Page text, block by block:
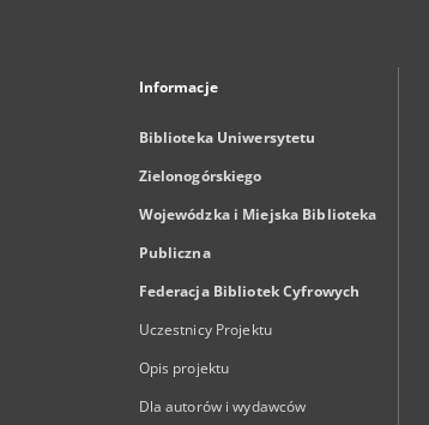
Informacje
Biblioteka Uniwersytetu
Zielonogórskiego
Wojewódzka i Miejska Biblioteka
Publiczna
Federacja Bibliotek Cyfrowych
Uczestnicy Projektu
Opis projektu
Dla autorów i wydawców